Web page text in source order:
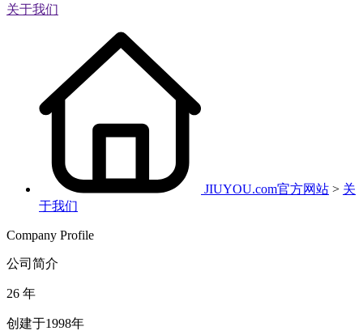
关于我们
JIUYOU.com官方网站 > 关
于我们
Company Profile
公司简介
26 年
创建于1998年